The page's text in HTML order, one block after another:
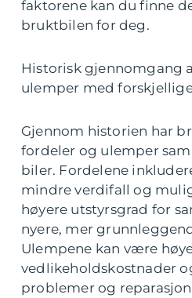
faktorene kan du finne
bruktbilen for deg.
Historisk gjennomgang
ulemper med
Gjennom historien har
fordeler og ulemper
biler. Fordelene
mindre verdifall og
høyere utstyrsgrad for
nyere, mer
Ulempene kan være
vedlikeholdskostnader
problemer og